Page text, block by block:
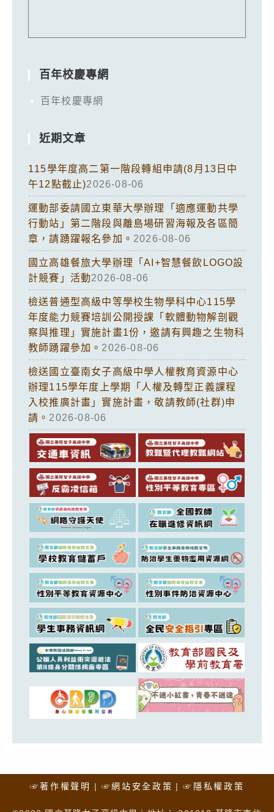
百年校慶專網
百年校慶專網
近期文章
115學年度高二第一階段轉組申請(8月13日中
午12點截止)2026-08-06
運動部委請國立東華大學辦理「適應運動共學
行動站」第二階段與離島場研習海報及各區簡
章，請踴躍報名參加。 2026-08-06
國立高雄餐旅大學辦理「AI+智慧餐飲LOGO設
計競賽」活動2026-08-06
檢送普通型高級中等學校生物學科中心115學
年度能力競賽培訓公開授課「軟體動物解剖觀
察與推理」實施計畫1份，邀請有興趣之生物科
教師踴躍參加。 2026-08-06
檢送國立臺南女子高級中學人權教育資源中心
辦理115學年度上學期「人權及轉型正義課程
入校推廣計畫」實施計畫，敬請教師(社群)申
請。 2026-08-06
☞著作權聲明 ☞網站安全政策 ☞隱私權政策